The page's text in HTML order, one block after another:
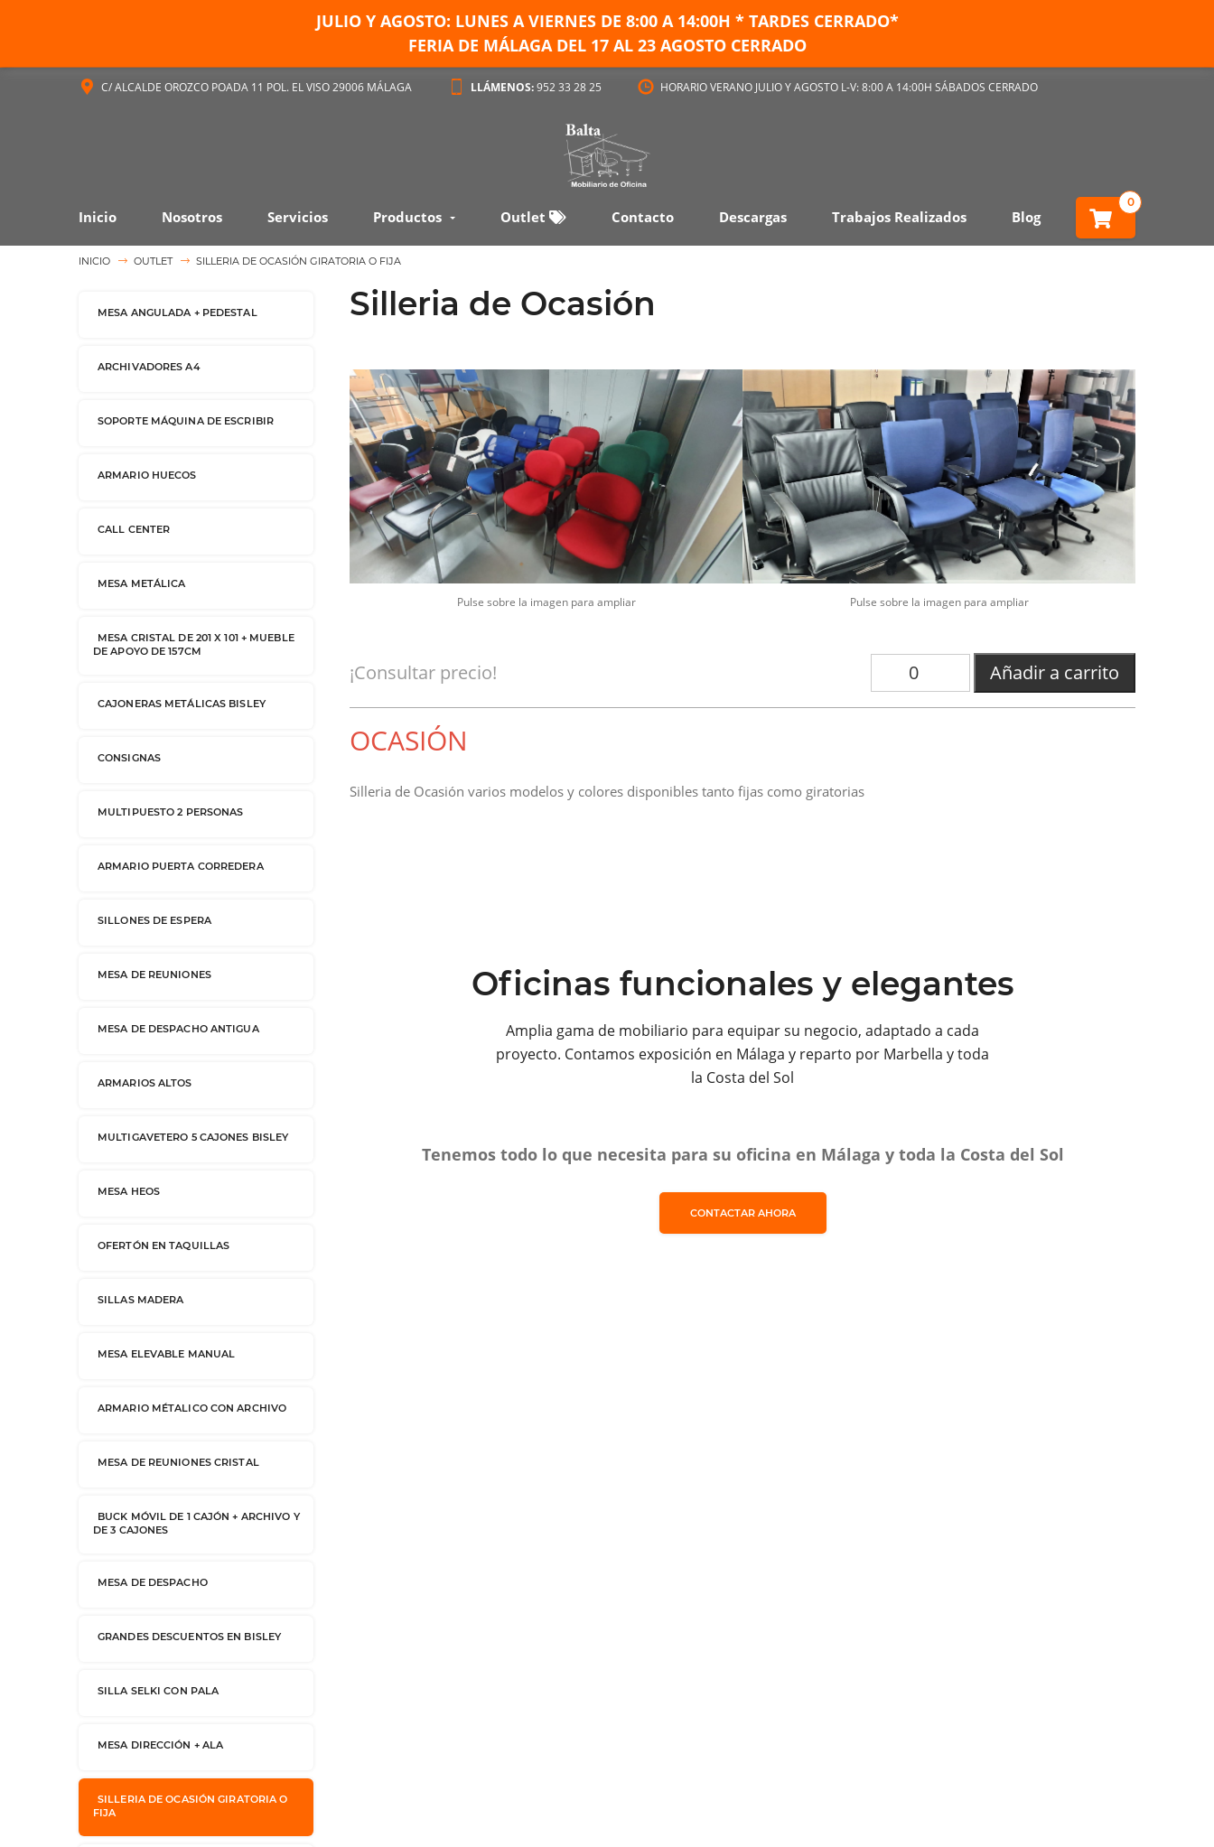
JULIO Y AGOSTO: LUNES A VIERNES DE 8:00 A 14:00H * TARDES CERRADO*
FERIA DE MÁLAGA DEL 17 AL 23 AGOSTO CERRADO
C/ ALCALDE OROZCO POADA 11 POL. EL VISO 29006 MÁLAGA LLÁMENOS:952 33 28 25 HORARIO VERANO JULIO Y AGOSTO L-V: 8:00 A 14:00H SÁBADOS CERRADO
Inicio Nosotros Servicios Productos Outlet Contacto Descargas Trabajos Realizados Blog
0
INICIO OUTLET SILLERIA DE OCASIÓN GIRATORIA O FIJA
Silleria de Ocasión
Pulse sobre la imagen para ampliar Pulse sobre la imagen para ampliar
¡Consultar precio! Añadir a carrito
OCASIÓN
Silleria de Ocasión varios modelos y colores disponibles tanto fijas como giratorias
Oficinas funcionales y elegantes
Amplia gama de mobiliario para equipar su negocio, adaptado a cada
proyecto. Contamos exposición en Málaga y reparto por Marbella y toda
la Costa del Sol
Tenemos todo lo que necesita para su oficina en Málaga y toda la Costa del Sol
CONTACTAR AHORA
MESA ANGULADA + PEDESTAL
ARCHIVADORES A4
SOPORTE MÁQUINA DE ESCRIBIR
ARMARIO HUECOS
CALL CENTER
MESA METÁLICA
MESA CRISTAL DE 201 X 101 + MUEBLE
DE APOYO DE 157CM
CAJONERAS METÁLICAS BISLEY
CONSIGNAS
MULTIPUESTO 2 PERSONAS
ARMARIO PUERTA CORREDERA
SILLONES DE ESPERA
MESA DE REUNIONES
MESA DE DESPACHO ANTIGUA
ARMARIOS ALTOS
MULTIGAVETERO 5 CAJONES BISLEY
MESA HEOS
OFERTÓN EN TAQUILLAS
SILLAS MADERA
MESA ELEVABLE MANUAL
ARMARIO MÉTALICO CON ARCHIVO
MESA DE REUNIONES CRISTAL
BUCK MÓVIL DE 1 CAJÓN + ARCHIVO Y
DE 3 CAJONES
MESA DE DESPACHO
GRANDES DESCUENTOS EN BISLEY
SILLA SELKI CON PALA
MESA DIRECCIÓN + ALA
SILLERIA DE OCASIÓN GIRATORIA O
FIJA